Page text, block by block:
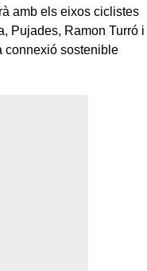
amb els eixos ciclistes
Pujades, Ramon Turró i
connexió sostenible